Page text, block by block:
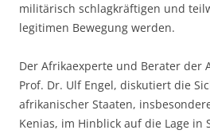
militärisch schlagkräftigen und
legitimen Bewegung werden.
Der Afrikaexperte und Berater der
Prof. Dr. Ulf Engel, diskutiert die
afrikanischer Staaten,
Kenias, im Hinblick auf die Lage in